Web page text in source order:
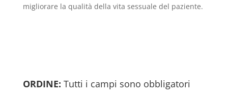
migliorare la qualità della vita sessuale del paziente.
ORDINE: Tutti i campi sono obbligatori